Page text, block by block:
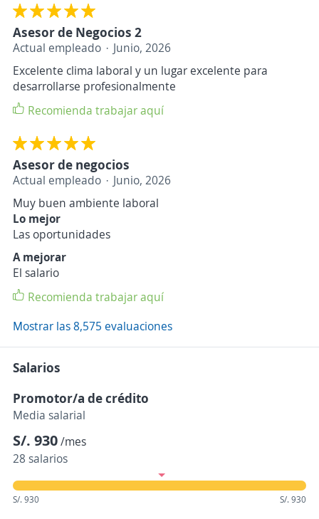
Asesor de Negocios 2
Actual empleado
Junio, 2026
Excelente clima laboral y un lugar excelente para
desarrollarse profesionalmente
Recomienda trabajar aquí
Asesor de negocios
Actual empleado
Junio, 2026
Muy buen ambiente laboral
Lo mejor
Las oportunidades
A mejorar
El salario
Recomienda trabajar aquí
Mostrar las 8,575 evaluaciones
Salarios
Promotor/a de crédito
Media salarial
S/. 930/mes
28 salarios
S/. 930 S/. 930